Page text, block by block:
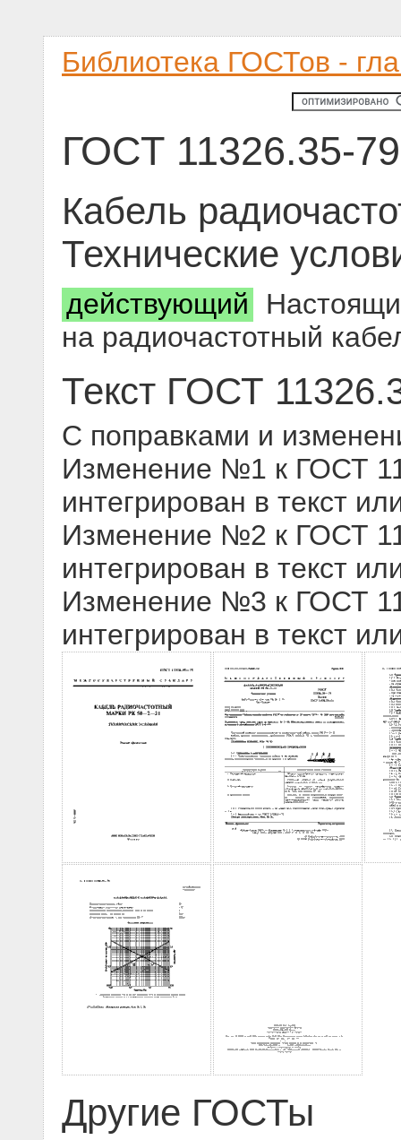
Библиотека ГОСТов -
ГОСТ 11326.35-79
Кабель
Технические
действующий
на радиочастотный
Текст ГОСТ
С поправками и
Изменение №1 к ГОСТ
интегрирован в текст
Изменение №2 к ГОСТ
интегрирован в текст
Изменение №3 к ГОСТ
интегрирован в текст
Другие ГОСТы